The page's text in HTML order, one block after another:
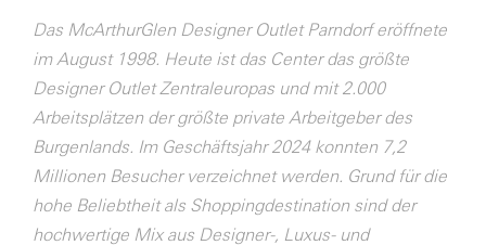
Das McArthurGlen Designer Outlet Parndorf eröffnete
im August 1998. Heute ist das Center das größte
Designer Outlet Zentraleuropas und mit 2.000
Arbeitsplätzen der größte private Arbeitgeber des
Burgenlands. Im Geschäftsjahr 2024 konnten 7,2
Millionen Besucher verzeichnet werden. Grund für die
hohe Beliebtheit als Shoppingdestination sind der
hochwertige Mix aus Designer-, Luxus- und